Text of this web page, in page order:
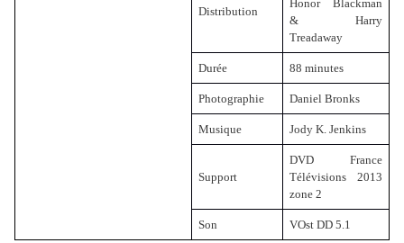
Distribution
Honor Blackman
& Harry
Treadaway
Durée 88 minutes
Photographie Daniel Bronks
Musique Jody K. Jenkins
Support
DVD France
Télévisions 2013
zone 2
Son VOst DD 5.1